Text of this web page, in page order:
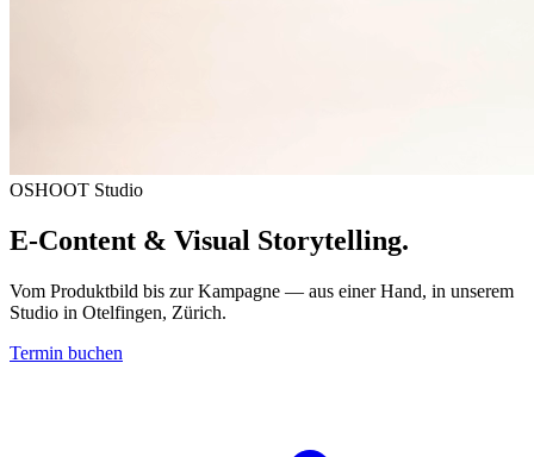
OSHOOT Studio
E-Content & Visual Storytelling.
Vom Produktbild bis zur Kampagne — aus einer Hand, in unserem
Studio in Otelfingen, Zürich.
Termin buchen